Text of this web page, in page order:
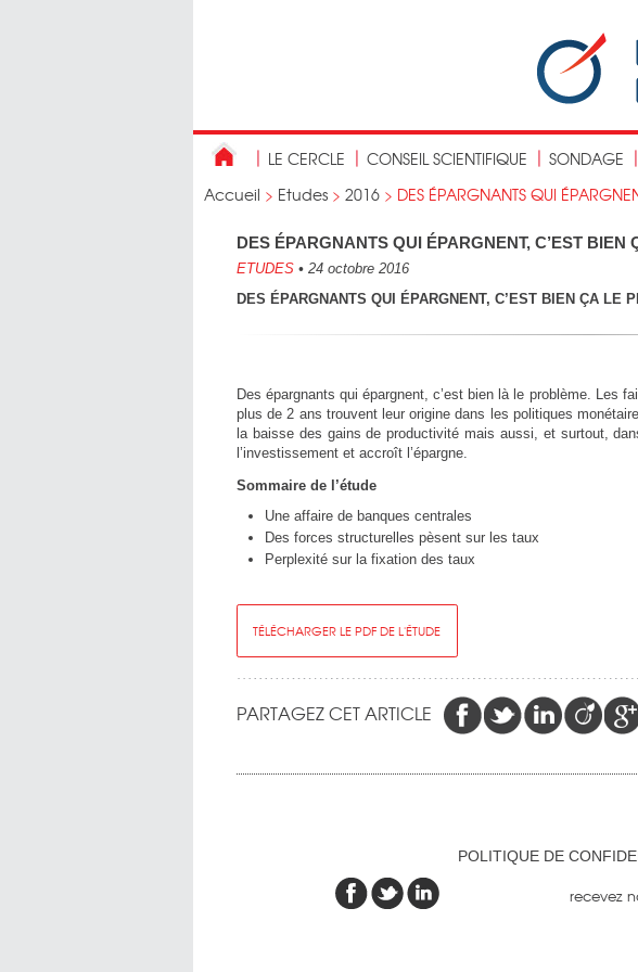
LE CERCLE CONSEIL SCIENTIFIQUE SONDAGE
Accueil > Etudes > 2016 > DES ÉPARGNANTS QUI
DES ÉPARGNANTS QUI ÉPARGNENT, C’EST BIEN
ETUDES • 24 octobre 2016
DES ÉPARGNANTS QUI ÉPARGNENT, C’EST BIEN ÇA LE
Des épargnants qui épargnent, c’est bien là le problème. Les
plus de 2 ans trouvent leur origine dans les politiques
la baisse des gains de productivité mais aussi, et surtout,
l’investissement et accroît l’épargne.
Sommaire de l’étude
Une affaire de banques centrales
Des forces structurelles pèsent sur les taux
Perplexité sur la fixation des taux
TÉLÉCHARGER LE PDF DE L'ÉTUDE
PARTAGEZ CET ARTICLE
POLITIQUE DE
recevez